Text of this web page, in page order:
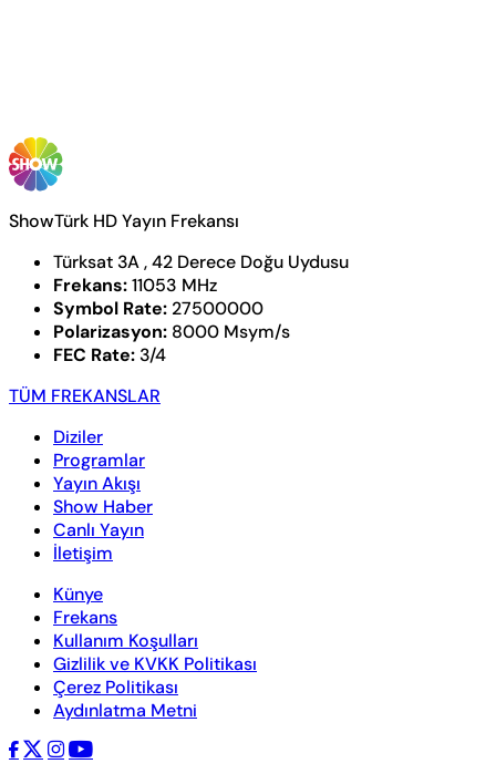
ShowTürk HD Yayın Frekansı
Türksat 3A , 42 Derece Doğu Uydusu
Frekans:11053 MHz
Symbol Rate: 27500000
Polarizasyon: 8000 Msym/s
FEC Rate: 3/4
TÜM FREKANSLAR
Diziler
Programlar
Yayın Akışı
Show Haber
Canlı Yayın
İletişim
Künye
Frekans
Kullanım Koşulları
Gizlilik ve KVKK Politikası
Çerez Politikası
Aydınlatma Metni